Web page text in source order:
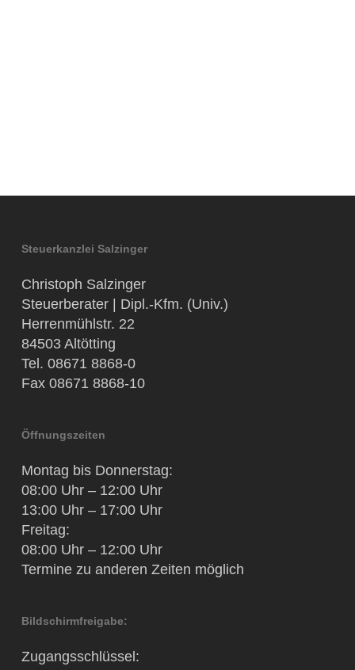
Steuerkanzlei Salzinger
Christoph Salzinger
Steuerberater | Dipl.-Kfm. (Univ.)
Herrenmühlstr. 22
84503 Altötting
Tel. 08671 8868-0
Fax 08671 8868-10
Öffnungszeiten
Montag bis Donnerstag:
08:00 Uhr – 12:00 Uhr
13:00 Uhr – 17:00 Uhr
Freitag:
08:00 Uhr – 12:00 Uhr
Termine zu anderen Zeiten möglich
Bildschirmfreigabe:
Zugangsschlüssel: